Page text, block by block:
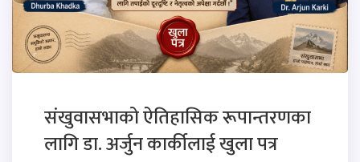
संखुवासभाको ऐतिहासिक रूपान्तरणका
लागि डा. अर्जुन कार्कीलाई खुला पत्र